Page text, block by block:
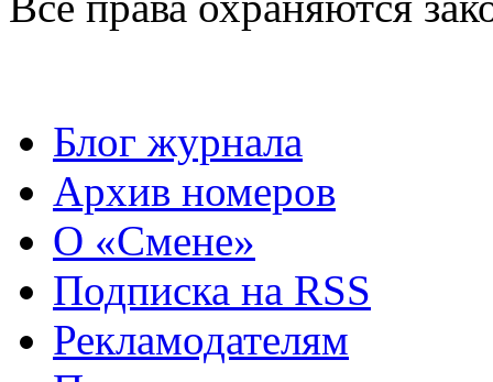
Блог журнала
Архив номеров
О «Смене»
Подписка на RSS
Рекламодателям